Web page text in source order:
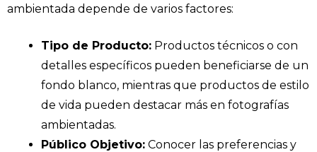
ambientada depende de varios factores:
Tipo de Producto: Productos técnicos o con
detalles específicos pueden beneficiarse de un
fondo blanco, mientras que productos de estilo
de vida pueden destacar más en fotografías
ambientadas.​
Público Objetivo: Conocer las preferencias y